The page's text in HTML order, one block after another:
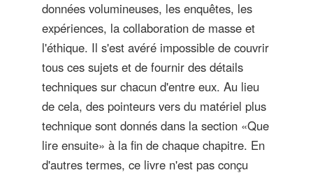
données volumineuses, les enquêtes, les
expériences, la collaboration de masse et
l'éthique. Il s'est avéré impossible de couvrir
tous ces sujets et de fournir des détails
techniques sur chacun d'entre eux. Au lieu
de cela, des pointeurs vers du matériel plus
technique sont donnés dans la section «Que
lire ensuite» à la fin de chaque chapitre. En
d'autres termes, ce livre n'est pas conçu